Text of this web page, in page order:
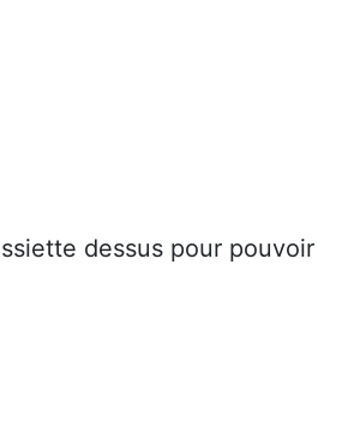
dessus pour pouvoir